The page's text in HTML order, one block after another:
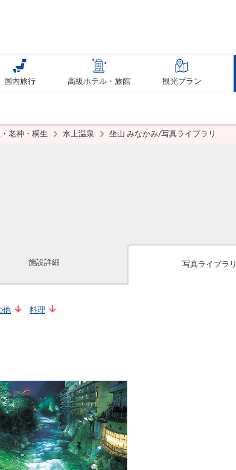
国内旅行 高級ホテル・旅館 観光プラン
老神・桐生 水上温泉 坐山 みなかみ/写真ライブラリ
施設詳細 写真ライブラリ
他 料理